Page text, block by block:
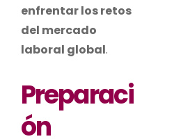
enfrentar los retos
del mercado
laboral global.
Preparaci
ón